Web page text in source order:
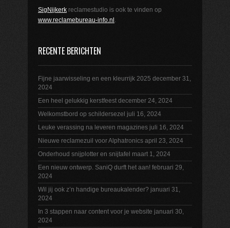
SigNijkerk reclamestudio is ook te vinden op
www.reclamebureau-info.nl
RECENTE BERICHTEN
Fijne jaarwisseling en een kleurrijk 2025 december 31,
2024
Een heel gelukkig kerstfeest december 24, 2024
Welkomstbord op schildersezel juli 16, 2024
Leuke verassing na leveren magazines juli 16, 2024
Nieuwe reclamezuil voor Alphatronics april 23, 2024
Onderhoud snijplotter en snijtafel maart 1, 2024
Een nieuw ontwerp. SaniQ durft het aan! februari 29,
2024
Wil jij ook z’n handige bureaukalender? januari 31,
2024
In 3 stappen naar content voor je website januari 30,
2024